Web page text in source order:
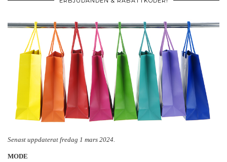
Senast uppdaterat fredag 1 mars 2024.
MODE